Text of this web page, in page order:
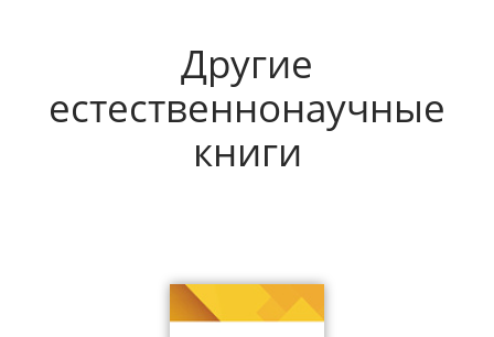
Другие
естественнонаучные
книги